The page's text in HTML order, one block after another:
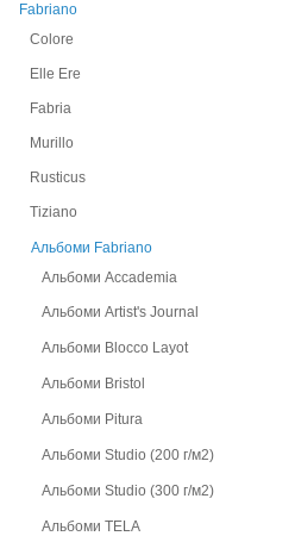
Fabriano
Colore
Elle Ere
Fabria
Murillo
Rusticus
Tiziano
Альбоми Fabriano
Альбоми Accademia
Альбоми Artist's Journal
Альбоми Blocco Layot
Альбоми Bristol
Альбоми Pitura
Альбоми Studio (200 г/м2)
Альбоми Studio (300 г/м2)
Альбоми TELA